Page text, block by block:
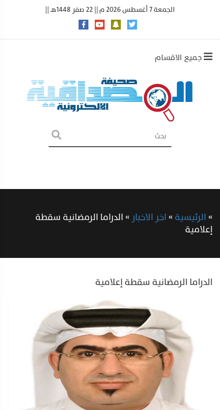
الجمعة 7 أغسطس 2026 م || 22 صفر 1448هـ ||
جميع الاقسام
»الرئيسية»اخر الاخبار »الدراما الرمضانية سقطة
إعلامية
الدراما الرمضانية سقطة إعلامية